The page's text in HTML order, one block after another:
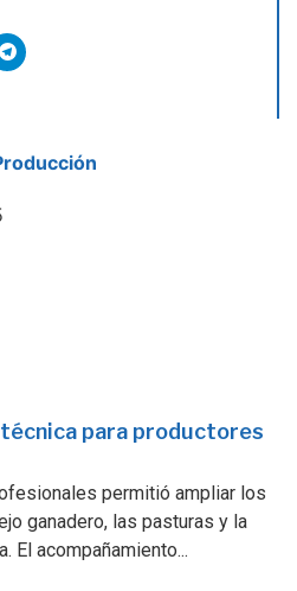
para productores
permitió ampliar los
ganadero, las pasturas y la
El acompañamiento...